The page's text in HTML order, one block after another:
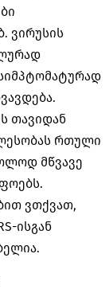
ვირუსის
თავიდან
რთული
მწვავე
ვთქვათ,
ისგან